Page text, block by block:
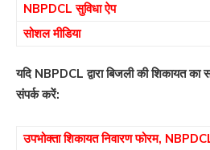
NBPDCL सुविधा ऐप
सोशल मीडिया
यदि NBPDCL द्वारा बिजली की शिकायत का
संपर्क करें:
उपभोक्ता शिकायत निवारण फोरम,